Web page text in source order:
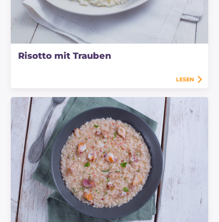
Risotto mit Trauben
LESEN